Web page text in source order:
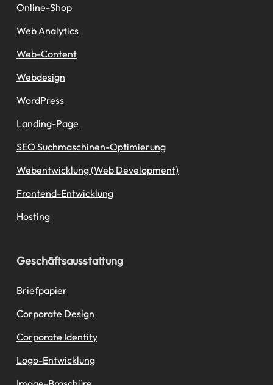
Online-Shop
Web Analytics
Web-Content
Webdesign
WordPress
Landing-Page
SEO Suchmaschinen-Optimierung
Webentwicklung (Web Development)
Frontend-Entwicklung
Hosting
Geschäftsausstattung
Briefpapier
Corporate Design
Corporate Identity
Logo-Entwicklung